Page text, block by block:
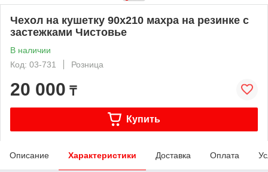
Чехол на кушетку 90х210 махра на резинке с
застежками Чистовье
В наличии
Код: 03-731
Розница
20 000 ₸
Купить
Описание Характеристики Доставка Оплата